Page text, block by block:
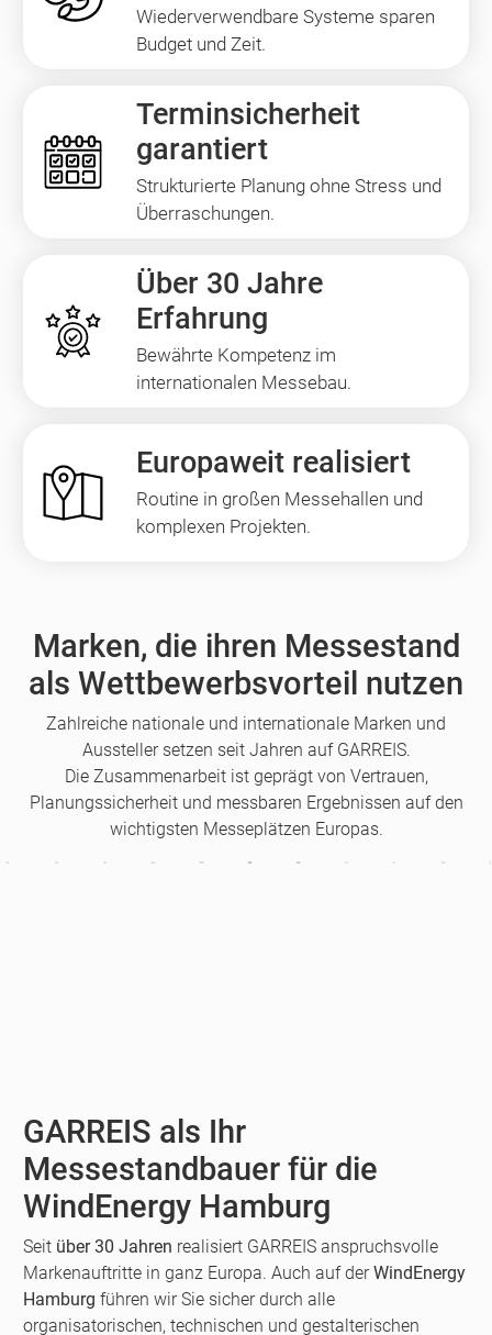
Wiederverwendbare Systeme sparen
Budget und Zeit.
Terminsicherheit
garantiert
Strukturierte Planung ohne Stress und
Überraschungen.
Über 30 Jahre
Erfahrung
Bewährte Kompetenz im
internationalen Messebau.
Europaweit realisiert
Routine in großen Messehallen und
komplexen Projekten.
Marken, die ihren Messestand
als Wettbewerbsvorteil nutzen
Zahlreiche nationale und internationale Marken und
Aussteller setzen seit Jahren auf GARREIS.
Die Zusammenarbeit ist geprägt von Vertrauen,
Planungssicherheit und messbaren Ergebnissen auf den
wichtigsten Messeplätzen Europas.
GARREIS als Ihr
Messestandbauer für die
WindEnergy Hamburg
Seit über 30 Jahren realisiert GARREIS anspruchsvolle
Markenauftritte in ganz Europa. Auch auf derWindEnergy
Hamburg führen wir Sie sicher durch alle
organisatorischen, technischen und gestalterischen